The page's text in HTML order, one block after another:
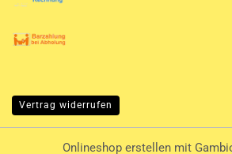
Vertrag widerrufen
Onlineshop erstellenmit